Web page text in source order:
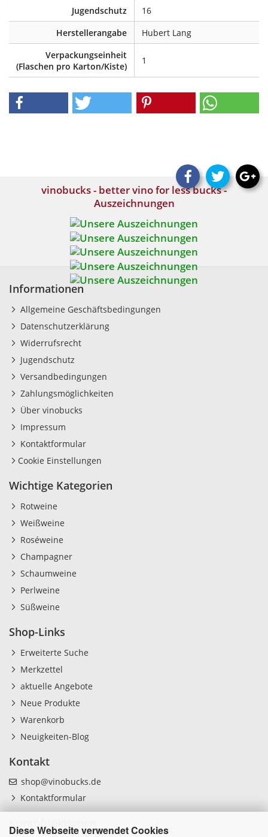
Diese Webseite verwendet Cookies
Jugendschutz
16
Herstellerangabe
Hubert Lang
Verpackungseinheit
(Flaschen pro Karton/Kiste)
1
vinobucks - better vino for less bucks -
Auszeichnungen
Informationen
Allgemeine Geschäftsbedingungen
Datenschutzerklärung
Widerrufsrecht
Jugendschutz
Versandbedingungen
Zahlungsmöglichkeiten
Über vinobucks
Impressum
Kontaktformular
Cookie Einstellungen
Wichtige Kategorien
Rotweine
Weißweine
Roséweine
Champagner
Schaumweine
Perlweine
Süßweine
Shop-Links
Erweiterte Suche
Merkzettel
aktuelle Angebote
Neue Produkte
Warenkorb
Neuigkeiten-Blog
Kontakt
shop@vinobucks.de
Kontaktformular